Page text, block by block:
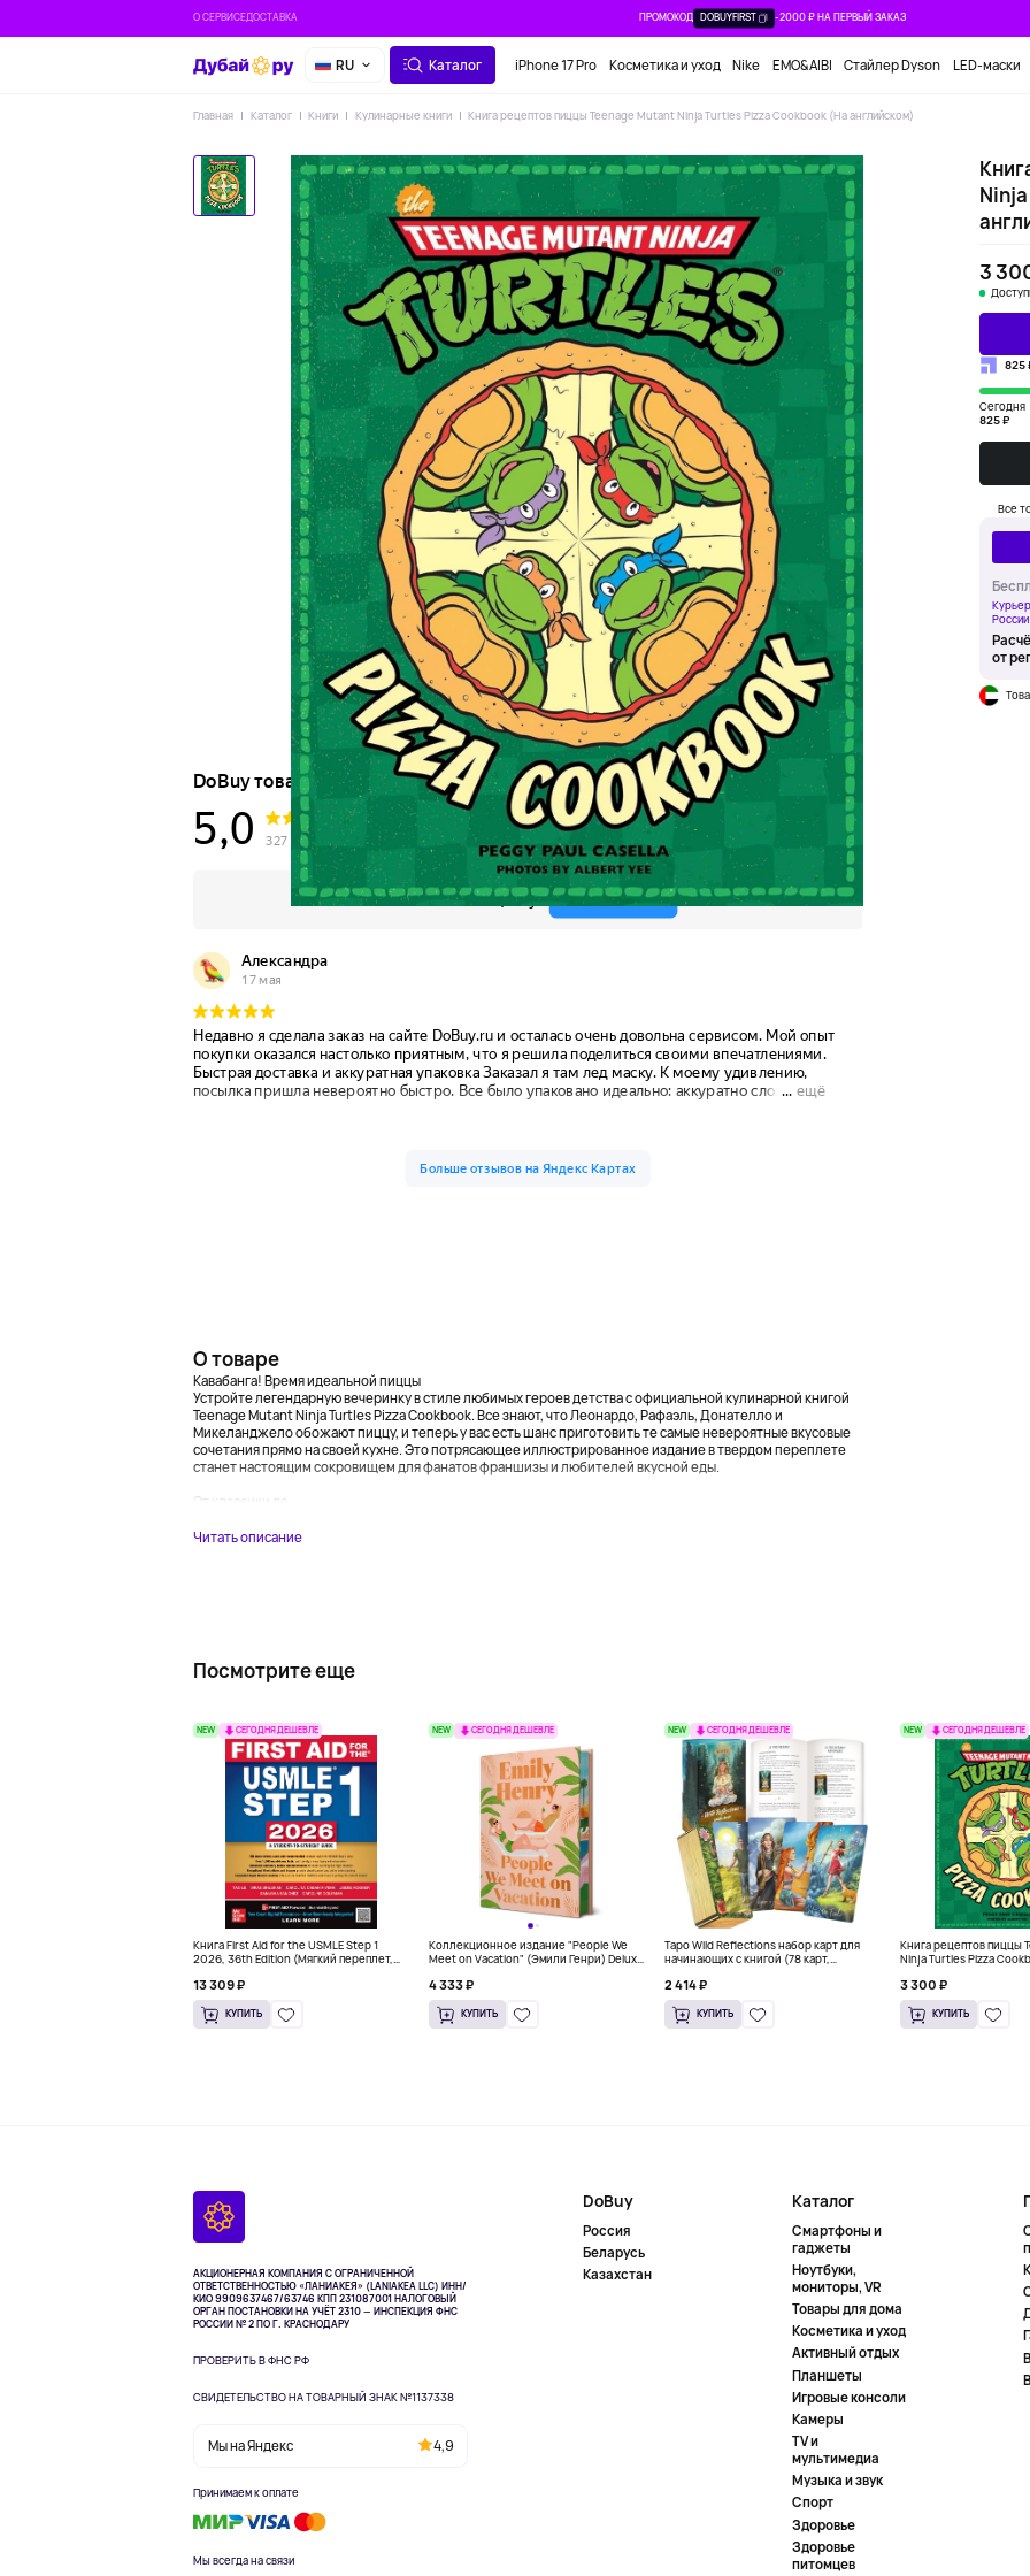
О СЕРВИСЕДОСТАВКА ПРОМОКОД DOBUYFIRST -2000 ₽ НА ПЕРВЫЙ ЗАКАЗ
RU Каталог iPhone 17 Pro Косметика и уход Nike EMO&AIBI Стайлер Dyson LED-маски
Главная Каталог Книги Кулинарные книги Книга рецептов пиццы Teenage Mutant Ninja Turtles Pizza Cookbook (На английском)
3
825
Сегодня
825 ₽
Все
России
от
О товаре
Кавабанга! Время идеальной пиццы
Устройте легендарную вечеринку в стиле любимых героев детства с официальной кулинарной книгой
Teenage Mutant Ninja Turtles Pizza Cookbook. Все знают, что Леонардо, Рафаэль, Донателло и
Микеланджело обожают пиццу, и теперь у вас есть шанс приготовить те самые невероятные вкусовые
сочетания прямо на своей кухне. Это потрясающее иллюстрированное издание в твердом переплете
станет настоящим сокровищем для фанатов франшизы и любителей вкусной еды.
От классики до...
Читать описание
Посмотрите еще
NEW СЕГОДНЯ ДЕШЕВЛЕ
Книга First Aid for the USMLE Step 1
2026, 36th Edition (Мягкий переплет,
13 309 ₽
КУПИТЬ
NEW СЕГОДНЯ ДЕШЕВЛЕ
Коллекционное издание "People We
Meet on Vacation" (Эмили Генри) Deluxe
4 333 ₽
КУПИТЬ
NEW СЕГОДНЯ ДЕШЕВЛЕ
Таро Wild Reflections набор карт для
начинающих с книгой (78 карт,
2 414 ₽
КУПИТЬ
NEW СЕГОДНЯ ДЕШЕВЛЕ
Книга рецептов пиццы
Ninja Turtles Pizza
3 300 ₽
КУПИТЬ
АКЦИОНЕРНАЯ КОМПАНИЯ С ОГРАНИЧЕННОЙ
ОТВЕТСТВЕННОСТЬЮ «ЛАНИАКЕЯ» (LANIAKEA LLC) ИНН/
КИО 9909637467/63746 КПП 231087001 НАЛОГОВЫЙ
ОРГАН ПОСТАНОВКИ НА УЧЁТ 2310 — ИНСПЕКЦИЯ ФНС
РОССИИ № 2 ПО Г. КРАСНОДАРУ
ПРОВЕРИТЬ В ФНС РФ
СВИДЕТЕЛЬСТВО НА ТОВАРНЫЙ ЗНАК №1137338
Мы на Яндекс 4,9
Принимаем к оплате
Мы всегда на связи
DoBuy
Россия
Беларусь
Казахстан
Каталог
Смартфоны и
гаджеты
Ноутбуки,
мониторы, VR
Товары для дома
Косметика и уход
Активный отдых
Планшеты
Игровые консоли
Камеры
TV и
мультимедиа
Музыка и звук
Спорт
Здоровье
Здоровье
питомцев